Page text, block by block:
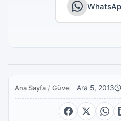
Ana Sayfa / GüvenlikAra 5, 2013